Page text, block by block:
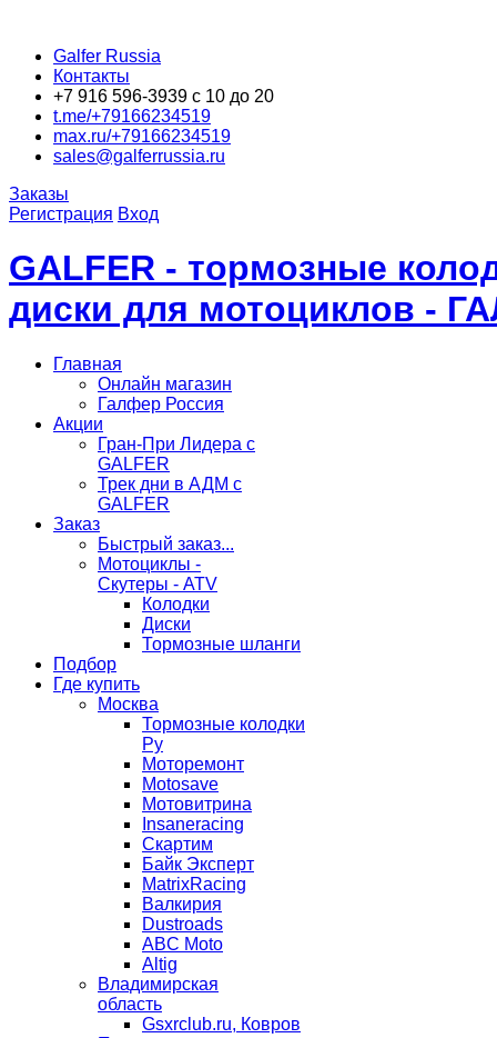
Galfer Russia
Контакты
+7 916 596-3939 с 10 до 20
t.me/+79166234519
max.ru/+79166234519
sales@galferrussia.ru
Заказы
Регистрация Вход
GALFER - тормозные
диски для мотоциклов -
Главная
Онлайн магазин
Галфер Россия
Акции
Гран-При Лидера c
GALFER
Трек дни в АДМ с
GALFER
Заказ
Быстрый заказ...
Мотоциклы -
Скутеры - ATV
Колодки
Диски
Тормозные шланги
Подбор
Где купить
Москва
Тормозные колодки
Ру
Моторемонт
Motosave
Мотовитрина
Insaneracing
Скартим
Байк Эксперт
MatrixRacing
Валкирия
Dustroads
ABC Moto
Altig
Владимирская
область
Gsxrclub.ru, Ковров